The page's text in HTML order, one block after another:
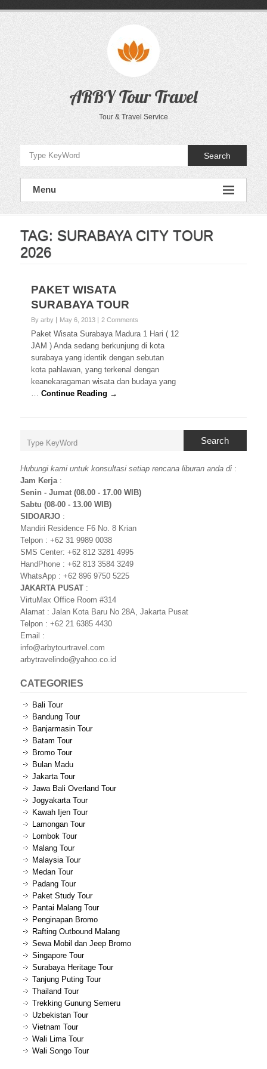
ARBY Tour Travel
Tour & Travel Service
Search
Menu
TAG: SURABAYA CITY TOUR
2026
PAKET WISATA
SURABAYA TOUR
By arby May 6, 2013 2 Comments
Paket Wisata Surabaya Madura 1 Hari ( 12
JAM ) Anda sedang berkunjung di kota
surabaya yang identik dengan sebutan
kota pahlawan, yang terkenal dengan
keanekaragaman wisata dan budaya yang
…Continue Reading →
Search
Hubungi kami untuk konsultasi setiap rencana liburan anda di :
Jam Kerja:
Senin - Jumat (08.00 - 17.00 WIB)
Sabtu (08-00 - 13.00 WIB)
SIDOARJO :
Mandiri Residence F6 No. 8 Krian
Telpon : +62 31 9989 0038
SMS Center: +62 812 3281 4995
HandPhone : +62 813 3584 3249
WhatsApp : +62 896 9750 5225
JAKARTA PUSAT :
VirtuMax Office Room #314
Alamat : Jalan Kota Baru No 28A, Jakarta Pusat
Telpon : +62 21 6385 4430
Email :
info@arbytourtravel.com
arbytravelindo@yahoo.co.id
CATEGORIES
Bali Tour
Bandung Tour
Banjarmasin Tour
Batam Tour
Bromo Tour
Bulan Madu
Jakarta Tour
Jawa Bali Overland Tour
Jogyakarta Tour
Kawah Ijen Tour
Lamongan Tour
Lombok Tour
Malang Tour
Malaysia Tour
Medan Tour
Padang Tour
Paket Study Tour
Pantai Malang Tour
Penginapan Bromo
Rafting Outbound Malang
Sewa Mobil dan Jeep Bromo
Singapore Tour
Surabaya Heritage Tour
Tanjung Puting Tour
Thailand Tour
Trekking Gunung Semeru
Uzbekistan Tour
Vietnam Tour
Wali Lima Tour
Wali Songo Tour